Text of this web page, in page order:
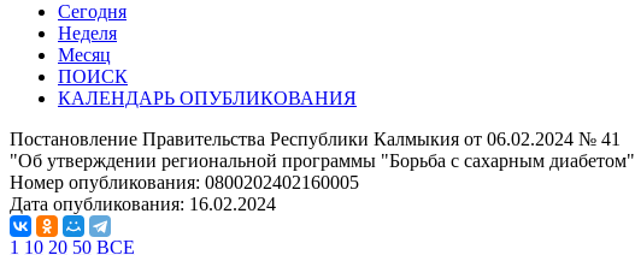
Сегодня
Неделя
Месяц
ПОИСК
КАЛЕНДАРЬ ОПУБЛИКОВАНИЯ
Постановление Правительства Республики Калмыкия от 06.02.2024 № 41
"Об утверждении региональной программы "Борьба с сахарным диабетом"
Номер опубликования: 0800202402160005
Дата опубликования: 16.02.2024
1 10 20 50 ВСЕ